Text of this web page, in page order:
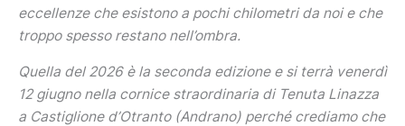
eccellenze che esistono a pochi chilometri da noi e che
troppo spesso restano nell’ombra.
Quella del 2026 è la seconda edizione e si terrà venerdì
12 giugno nella cornice straordinaria di Tenuta Linazza
a Castiglione d’Otranto (Andrano) perché crediamo che